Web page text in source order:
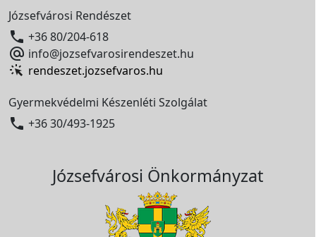
Józsefvárosi Rendészet
 +36 80/204-618
 info@jozsefvarosirendeszet.hu
rendeszet.jozsefvaros.hu
Gyermekvédelmi Készenléti Szolgálat
 +36 30/493-1925
Józsefvárosi Önkormányzat